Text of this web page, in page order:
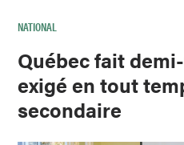
NATIONAL
Québec fait
exigé en tout
secondaire